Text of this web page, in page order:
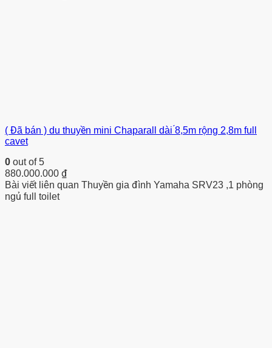
( Đã bán ) du thuyền mini Chaparall dài ́8,5m rộng 2,8m full
cavet
0 out of 5
880.000.000 ₫
Bài viết liên quan Thuyền gia đình Yamaha SRV23 ,1 phòng
ngủ full toilet